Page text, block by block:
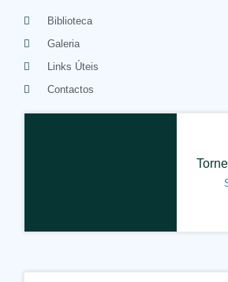
Biblioteca
Galeria
Links Úteis
Contactos